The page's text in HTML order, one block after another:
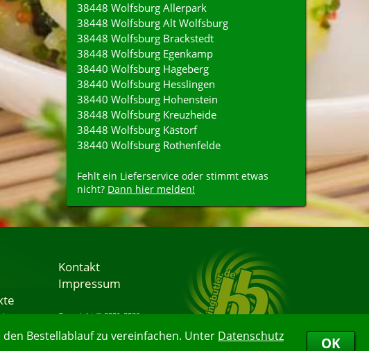
Bestellablauf zu vereinfachen. Unter Datenschutz
OK
38448 Wolfsburg Allerpark
38448 Wolfsburg Alt Wolfsburg
38448 Wolfsburg Brackstedt
38448 Wolfsburg Egenkamp
38440 Wolfsburg Hageberg
38440 Wolfsburg Hesslingen
38440 Wolfsburg Hohenstein
38448 Wolfsburg Kreuzheide
38448 Wolfsburg Kästorf
38440 Wolfsburg Rothenfelde
Fehlt ein Lieferservice oder stimmt etwas
nicht? Dann hier melden!
Kontakt
Impressum
Copyright © 2001-2026
08.08.2026 00:43:24